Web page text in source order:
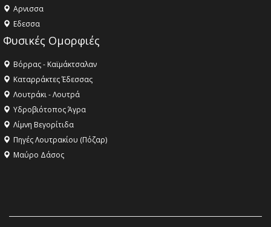
Aρνισσα
Eδεσσα
Φυσικές Ομορφιές
Βόρρας - Καϊμάκτσαλαν
Καταρράκτες Έδεσσας
Λουτράκι - Λουτρά
Υδροβιότοπος Άγρα
Λίμνη Βεγορίτιδα
Πηγές Λουτρακίου (Πόζαρ)
Μαύρο Δάσος